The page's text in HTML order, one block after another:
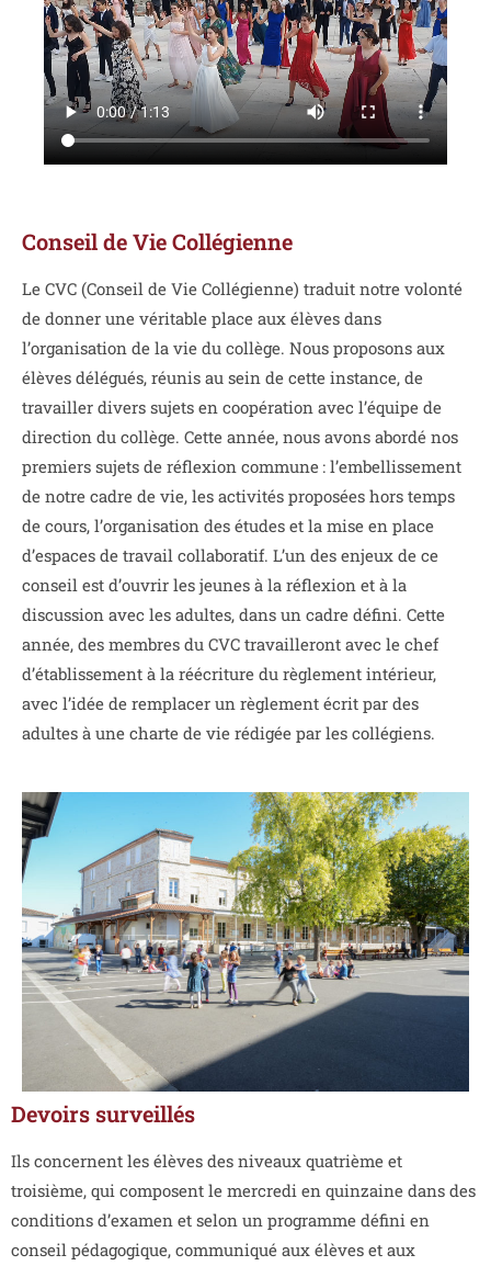
Conseil de Vie Collégienne
Le CVC (Conseil de Vie Collégienne) traduit notre volonté
de donner une véritable place aux élèves dans
l’organisation de la vie du collège. Nous proposons aux
élèves délégués, réunis au sein de cette instance, de
travailler divers sujets en coopération avec l’équipe de
direction du collège. Cette année, nous avons abordé nos
premiers sujets de réflexion commune : l’embellissement
de notre cadre de vie, les activités proposées hors temps
de cours, l’organisation des études et la mise en place
d’espaces de travail collaboratif. L’un des enjeux de ce
conseil est d’ouvrir les jeunes à la réflexion et à la
discussion avec les adultes, dans un cadre défini. Cette
année, des membres du CVC travailleront avec le chef
d’établissement à la réécriture du règlement intérieur,
avec l’idée de remplacer un règlement écrit par des
adultes à une charte de vie rédigée par les collégiens.
Devoirs surveillés
Ils concernent les élèves des niveaux quatrième et
troisième, qui composent le mercredi en quinzaine dans des
conditions d’examen et selon un programme défini en
conseil pédagogique, communiqué aux élèves et aux